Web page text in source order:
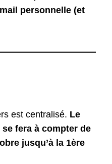
personnelle (et
est centralisé. Le
fera à compter de
jusqu’à la 1ère